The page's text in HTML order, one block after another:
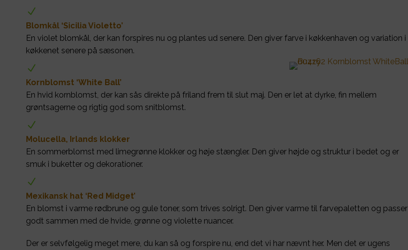
N
Blomkål ‘Sicilia Violetto’
En violet blomkål, der kan forspires nu og plantes ud senere. Den giver farve i køkkenhaven og variation i
køkkenet senere på sæsonen.
N
Kornblomst ‘White Ball’
En hvid kornblomst, der kan sås direkte på friland frem til slut maj. Den er let at dyrke, fin mellem
grøntsagerne og rigtig god som snitblomst.
N
Molucella, Irlands klokker
En sommerblomst med limegrønne klokker og høje stængler. Den giver højde og struktur i bedet og er
smuk i buketter og dekorationer.
N
Mexikansk hat ‘Red Midget’
En blomst i varme rødbrune og gule toner, som trives solrigt. Den giver varme til farvepaletten og passer
godt sammen med de hvide, grønne og violette nuancer.
Der er selvfølgelig meget mere, du kan så og forspire nu, end det vi har nævnt her. Men det er ugens